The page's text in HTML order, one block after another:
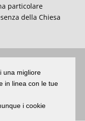
particolare
della Chiesa
buongiornoRimini
una migliore
in linea con le tue
i cookie